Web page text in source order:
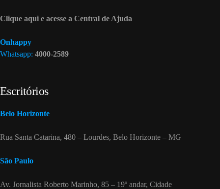
Clique aqui e acesse a Central de Ajuda
Onhappy
Whatsapp: 4000-2589
Escritórios
Belo Horizonte
Rua Santa Catarina, 480 – Lourdes, Belo Horizonte – MG
São Paulo
Av. Jornalista Roberto Marinho, 85 – 19º andar, Cidade